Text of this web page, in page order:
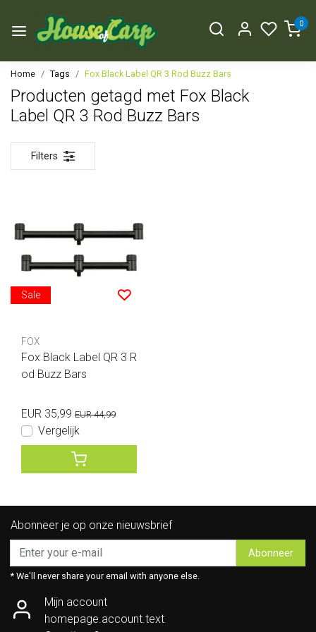
0
Home Tags Fox Black Label QR 3 Rod Buzz Bars
Producten getagd met Fox Black
Label QR 3 Rod Buzz Bars
Filters
Sale
FOX
Fox Black Label QR 3 R
od Buzz Bars
EUR 35,99 EUR 44,99
Vergelijk
Abonneer je op onze nieuwsbrief
Abonneer
* We'll never share your email with anyone else.
Mijn account
homepage.account.text